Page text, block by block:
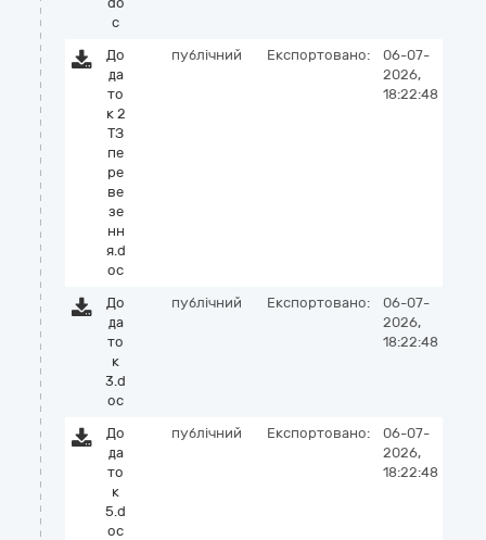
c
До
да
то
к 2
ТЗ
пе
ре
ве
зе
нн
я.d
oc
публічний Експортовано:
06-07-
2026,
18:22:48
До
да
то
к
3.d
oc
публічний Експортовано:
06-07-
2026,
18:22:48
До
да
то
к
5.d
oc
публічний Експортовано:
06-07-
2026,
18:22:48